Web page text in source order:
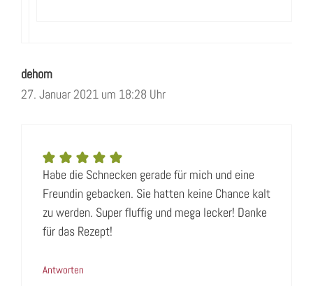
dehom
27. Januar 2021 um 18:28 Uhr
Habe die Schnecken gerade für mich und eine
Freundin gebacken. Sie hatten keine Chance kalt
zu werden. Super fluffig und mega lecker! Danke
für das Rezept!
Antworten